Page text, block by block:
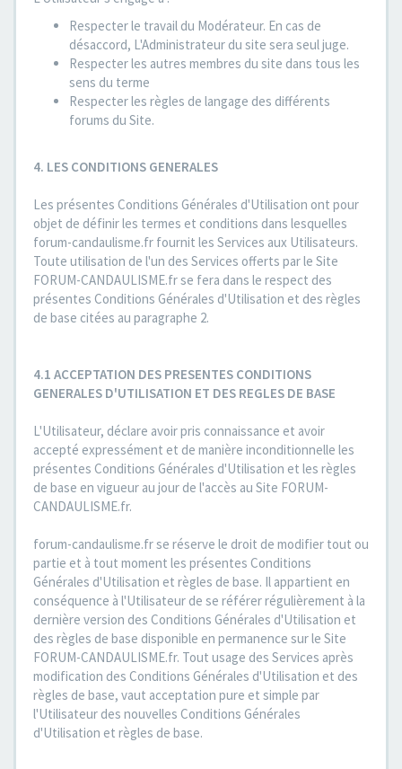
Respecter le travail du Modérateur. En cas de
désaccord, L'Administrateur du site sera seul juge.
Respecter les autres membres du site dans tous les
sens du terme
Respecter les règles de langage des différents
forums du Site.
4. LES CONDITIONS GENERALES
Les présentes Conditions Générales d'Utilisation ont pour
objet de définir les termes et conditions dans lesquelles
forum-candaulisme.fr fournit les Services aux Utilisateurs.
Toute utilisation de l'un des Services offerts par le Site
FORUM-CANDAULISME.fr se fera dans le respect des
présentes Conditions Générales d'Utilisation et des règles
de base citées au paragraphe 2.
4.1 ACCEPTATION DES PRESENTES CONDITIONS
GENERALES D'UTILISATION ET DES REGLES DE BASE
L'Utilisateur, déclare avoir pris connaissance et avoir
accepté expressément et de manière inconditionnelle les
présentes Conditions Générales d'Utilisation et les règles
de base en vigueur au jour de l'accès au Site FORUM-
CANDAULISME.fr.
forum-candaulisme.fr se réserve le droit de modifier tout ou
partie et à tout moment les présentes Conditions
Générales d'Utilisation et règles de base. Il appartient en
conséquence à l'Utilisateur de se référer régulièrement à la
dernière version des Conditions Générales d'Utilisation et
des règles de base disponible en permanence sur le Site
FORUM-CANDAULISME.fr. Tout usage des Services après
modification des Conditions Générales d'Utilisation et des
règles de base, vaut acceptation pure et simple par
l'Utilisateur des nouvelles Conditions Générales
d'Utilisation et règles de base.